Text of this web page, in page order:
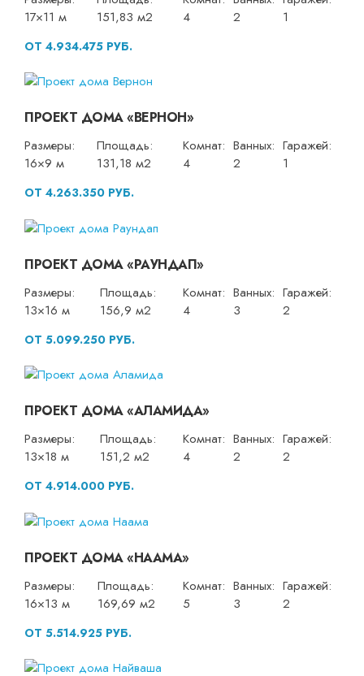
17×11 м
151,83 м2
4
2
1
ОТ 4.934.475 РУБ.
ПРОЕКТ ДОМА «ВЕРНОН»
Размеры:
16×9 м
Площадь:
131,18 м2
Комнат:
4
Ванных:
2
Гаражей:
1
ОТ 4.263.350 РУБ.
ПРОЕКТ ДОМА «РАУНДАП»
Размеры:
13×16 м
Площадь:
156,9 м2
Комнат:
4
Ванных:
3
Гаражей:
2
ОТ 5.099.250 РУБ.
ПРОЕКТ ДОМА «АЛАМИДА»
Размеры:
13×18 м
Площадь:
151,2 м2
Комнат:
4
Ванных:
2
Гаражей:
2
ОТ 4.914.000 РУБ.
ПРОЕКТ ДОМА «НААМА»
Размеры:
16×13 м
Площадь:
169,69 м2
Комнат:
5
Ванных:
3
Гаражей:
2
ОТ 5.514.925 РУБ.